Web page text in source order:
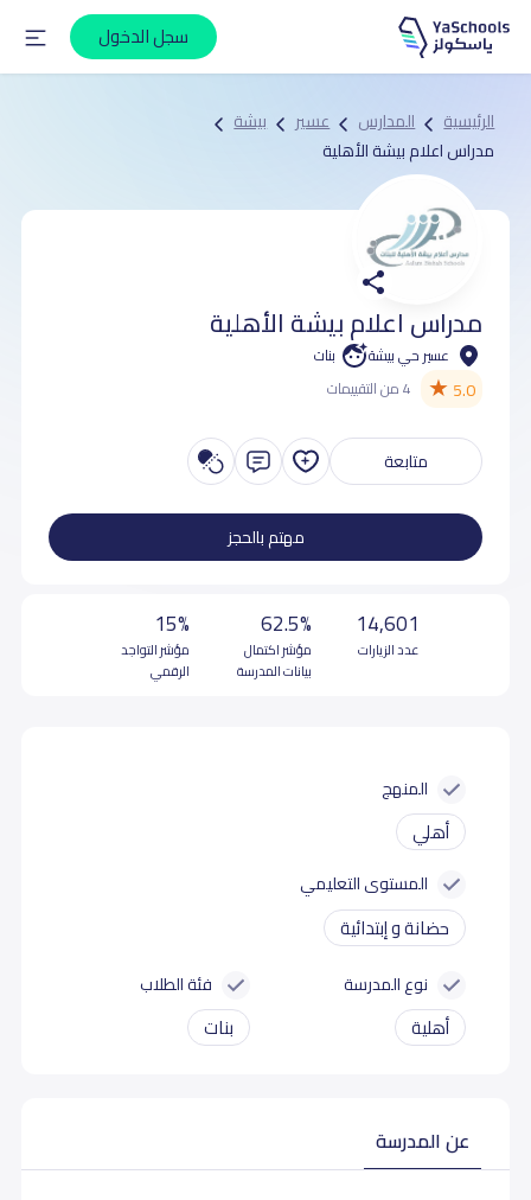
سجل الدخول
الرئيسية المدارس عسير
بيشة
مدراس اعلام بيشة الأهلية
مدراس اعلام بيشة الأهلية
عسير حي بيشة بنات
5.0
★ 4 من التقييمات
متابعة
مهتم بالحجز
14,601
عدد الزيارات
62.5%
مؤشر اكتمال
بيانات المدرسة
15%
مؤشر التواجد
الرقمي
المنهج
أهلي
المستوى التعليمي
حضانة و إبتدائية
نوع المدرسة
أهلية
فئة الطلاب
بنات
عن المدرسة